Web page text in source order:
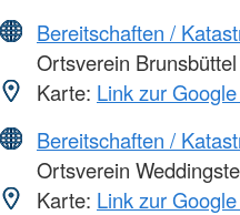
Bereitschaften /
Ortsverein
Karte: Link zur
Bereitschaften /
Ortsverein
Karte: Link zur